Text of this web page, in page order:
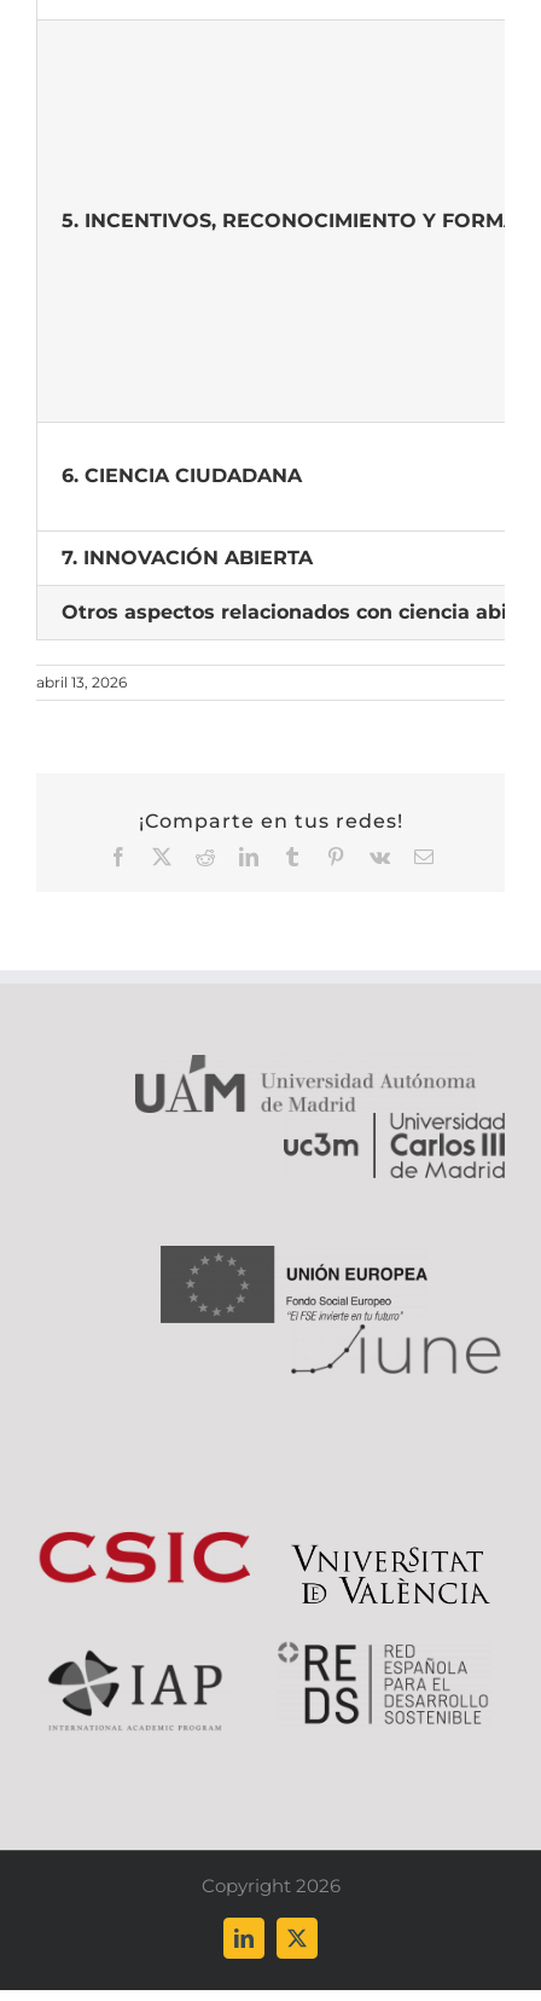
5. INCENTIVOS, RECONOCIMIENTO Y
6. CIENCIA CIUDADANA
7. INNOVACIÓN ABIERTA
Otros aspectos relacionados con ciencia
abril 13, 2026
¡Comparte en tus redes!
Facebook RedditLinkedInTumblr Pinterest
Vk
Correo
Copyright 2026
LinkedIn
X